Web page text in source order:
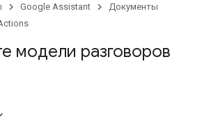
Google Assistant
Документы
модели разговоров